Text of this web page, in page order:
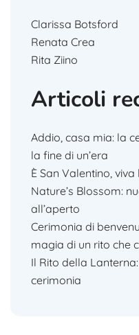
Clarissa Botsford
Renata Crea
Rita Ziino
Articoli
Addio, casa mia: la
la fine di un’era
È San Valentino, viva
Nature’s Blossom:
all’aperto
Cerimonia di
magia di un rito che
Il Rito della
cerimonia